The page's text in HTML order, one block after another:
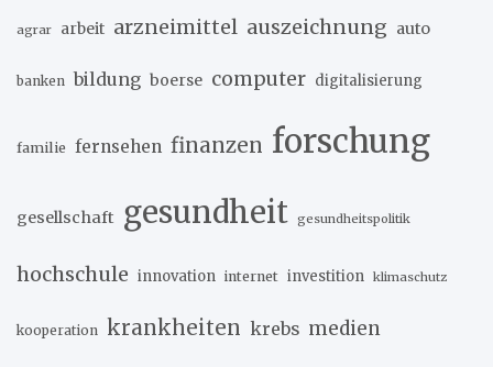
agrar arbeit arzneimittel auszeichnung auto
banken bildung boerse computer digitalisierung
familie fernsehen finanzen forschung
gesellschaft gesundheit gesundheitspolitik
hochschule innovation internet investition klimaschutz
kooperation krankheiten krebs medien